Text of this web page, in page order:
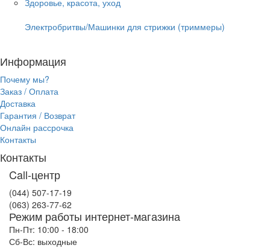
Электробритвы/Машинки для стрижки (триммеры)
Информация
Почему мы?
Заказ / Оплата
Доставка
Гарантия / Возврат
Онлайн рассрочка
Контакты
Контакты
Call-центр
(044) 507-17-19
(063) 263-77-62
Режим работы интернет-магазина
Пн-Пт: 10:00 - 18:00
Сб-Вс: выходные